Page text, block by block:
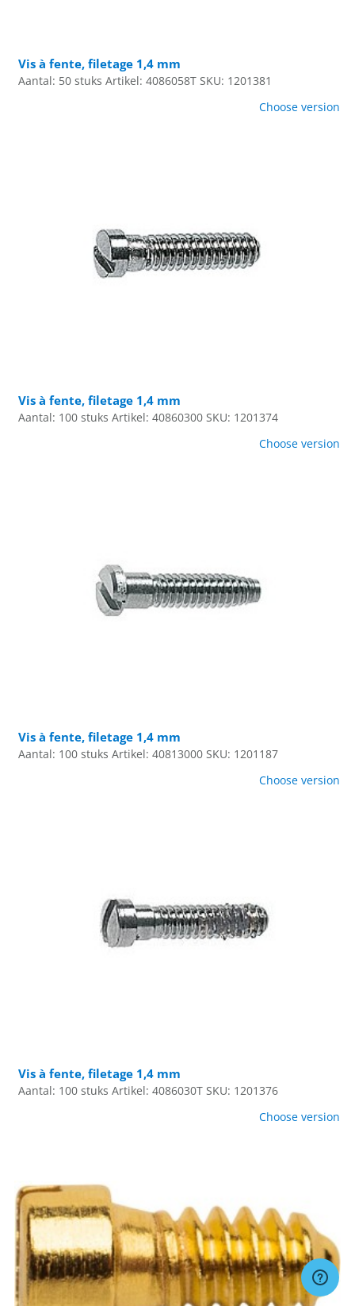
Vis à fente, filetage 1,4 mm
Aantal: 50 stuks Artikel: 4086058T SKU: 1201381
Choose version
Vis à fente, filetage 1,4 mm
Aantal: 100 stuks Artikel: 40860300 SKU: 1201374
Choose version
Vis à fente, filetage 1,4 mm
Aantal: 100 stuks Artikel: 40813000 SKU: 1201187
Choose version
Vis à fente, filetage 1,4 mm
Aantal: 100 stuks Artikel: 4086030T SKU: 1201376
Choose version